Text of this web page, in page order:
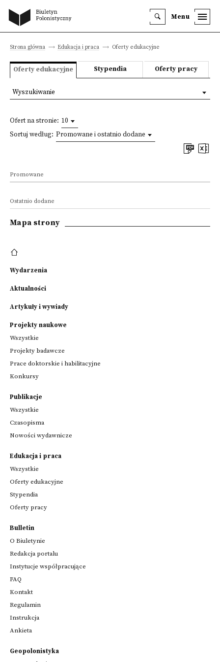
Menu
Strona główna Edukacja i praca Oferty edukacyjne
Oferty edukacyjne Stypendia Oferty pracy
Ofert na stronie: 10
Sortuj według: Promowane i ostatnio dodane
Promowane
Ostatnio dodane
Wyszukiwanie
Mapa strony
Wydarzenia
Aktualności
Artykuły i wywiady
Projekty naukowe
Wszystkie
Projekty badawcze
Prace doktorskie i habilitacyjne
Konkursy
Publikacje
Wszystkie
Czasopisma
Nowości wydawnicze
Edukacja i praca
Wszystkie
Oferty edukacyjne
Stypendia
Oferty pracy
Bulletin
O Biuletynie
Redakcja portalu
Instytucje współpracujące
FAQ
Kontakt
Regulamin
Instrukcja
Ankieta
Geopolonistyka